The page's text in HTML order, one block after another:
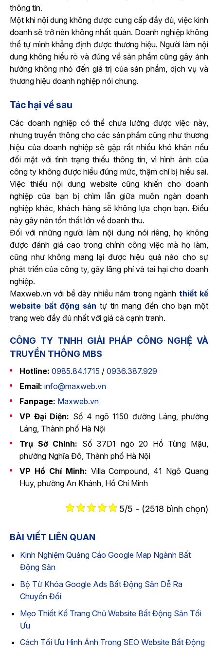
thông tin.
Một khi nội dung không được cung cấp đầy đủ, việc kinh
doanh sẽ trở nên không nhất quán. Doanh nghiệp không
thể tự mình khẳng định được thương hiệu. Người làm nội
dung không hiểu rõ và đúng về sản phẩm cũng gây ảnh
hưởng không nhỏ đến giá trị của sản phẩm, dịch vụ và
thương hiệu doanh nghiệp nói chung.
Tác hại về sau
Các doanh nghiệp có thể chưa lường được việc này,
nhưng truyền thông cho các sản phẩm cũng như thương
hiệu của doanh nghiệp sẽ gặp rất nhiều khó khăn nếu
đối mặt với tình trạng thiếu thông tin, vì hình ảnh của
công ty không được hiểu đúng mức, thậm chí bị hiểu sai.
Việc thiếu nội dung website cũng khiến cho doanh
nghiệp của bạn bị chìm lẫn giữa muôn ngàn doanh
nghiệp khác, khách hàng sẽ không lựa chọn bạn. Điều
này gây nên tổn thất lớn về doanh thu.
Đối với những người làm nội dung nói riêng, họ không
được đánh giá cao trong chính công việc mà họ làm,
cũng như không mang lại được hiệu quả nào cho sự
phát triển của công ty, gây lãng phí và tai hại cho doanh
nghiệp.
Maxweb.vn với bề dày nhiều năm trong ngành thiết kế
website bất động sản tự tin mang đến cho bạn một
trang web đầy đủ nhất với giá cả cạnh tranh.
CÔNG TY TNHH GIẢI PHÁP CÔNG NGHỆ VÀ
TRUYỀN THÔNG MBS
Hotline: 0985.84.1715 / 0936.387.929
Email: info@maxweb.vn
Fanpage: Maxweb.vn
VP Đại Diện: Số 4 ngõ 1150 đường Láng, phường
Láng, Thành phố Hà Nội
Trụ Sở Chính: Số 37D1 ngõ 20 Hồ Tùng Mậu,
phường Nghĩa Đô, Thành phố Hà Nội
VP Hồ Chí Minh: Villa Compound, 41 Ngô Quang
Huy, phường An Khánh, Hồ Chí Minh
5/5 - (2518 bình chọn)
BÀI VIẾT LIÊN QUAN
Kinh Nghiệm Quảng Cáo Google Map Ngành Bất
Động Sản
Bộ Từ Khóa Google Ads Bất Động Sản Dễ Ra
Chuyển Đổi
Mẹo Thiết Kế Trang Chủ Website Bất Động Sản Tối
Ưu
Cách Tối Ưu Hình Ảnh Trong SEO Website Bất Động